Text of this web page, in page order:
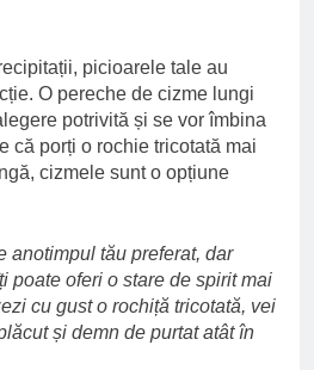
picioarele tale au
O pereche de cizme lungi
potrivită și se vor îmbina
că porți o rochie tricotată mai
cizmele sunt o opțiune
anotimpul tău preferat, dar
poate oferi o stare de spirit mai
cu gust o rochiță tricotată, vei
și demn de purtat atât în